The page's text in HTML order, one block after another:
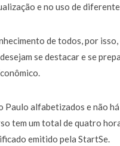
e no uso de
de todos, por
se destacar e se
alfabetizados e não
tem um total de quatro
emitido pela StartSe.